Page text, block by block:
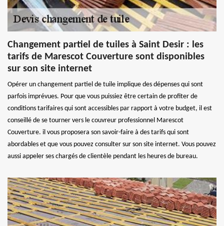
Changement partiel de tuiles à Saint Desir : les
tarifs de Marescot Couverture sont disponibles
sur son site internet
Opérer un changement partiel de tuile implique des dépenses qui sont
parfois imprévues. Pour que vous puissiez être certain de profiter de
conditions tarifaires qui sont accessibles par rapport à votre budget, il est
conseillé de se tourner vers le couvreur professionnel Marescot
Couverture. il vous proposera son savoir-faire à des tarifs qui sont
abordables et que vous pouvez consulter sur son site internet. Vous pouvez
aussi appeler ses chargés de clientèle pendant les heures de bureau.